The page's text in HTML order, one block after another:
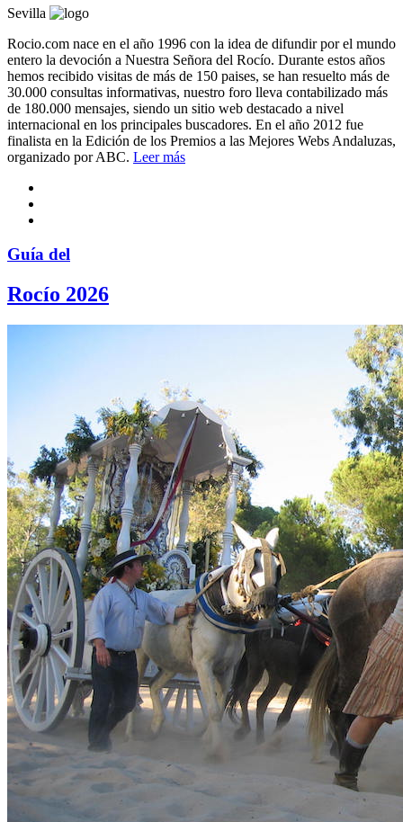
Sevilla
Rocio.com nace en el año 1996 con la idea de difundir por el mundo
entero la devoción a Nuestra Señora del Rocío. Durante estos años
hemos recibido visitas de más de 150 paises, se han resuelto más de
30.000 consultas informativas, nuestro foro lleva contabilizado más
de 180.000 mensajes, siendo un sitio web destacado a nivel
internacional en los principales buscadores. En el año 2012 fue
finalista en la Edición de los Premios a las Mejores Webs Andaluzas,
organizado por ABC. Leer más
Guía del
Rocío 2026